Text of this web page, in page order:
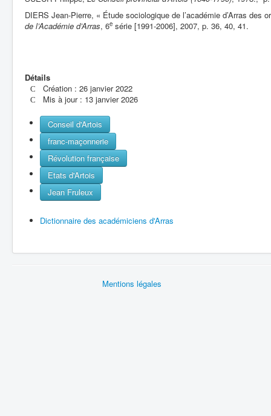
DIERS Jean-Pierre, « Étude sociologique de l’académie d’Arras des
de l’Académie d’Arras, 6e série [1991-2006], 2007, p. 36, 40, 41.
Détails
Création : 26 janvier 2022
Mis à jour : 13 janvier 2026
Conseil d'Artois
franc-maçonnerie
Révolution française
Etats d'Artois
Jean Fruleux
Dictionnaire des académiciens d'Arras
Mentions légales